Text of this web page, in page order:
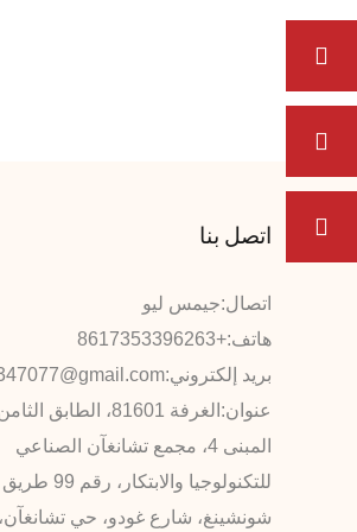
اتصل بنا
اتصال:جيمس ليو
هاتف:+8617353396263
بريد إلكتروني:
عنوان:
الغرفة 81601، الطابق
المبنى 4، مجمع تشانغآن الصناعي
للتكنولوجيا والابتكار، رقم 99 طريق
شونشينغ، شارع غودو، حي